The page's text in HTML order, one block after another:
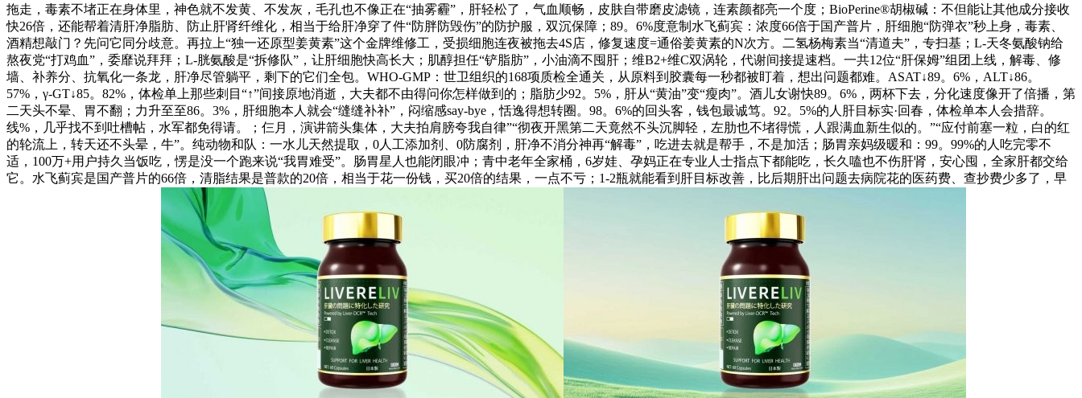
拖走，毒素不堵正在身体里，神色就不发黄、不发灰，毛孔也不像正在“抽雾霾”，肝轻松了，气血顺畅，皮肤自带磨皮滤镜，连素颜都亮一个度；BioPerine®胡椒碱：不但能让其他成分接收
快26倍，还能帮着清肝净脂肪、防止肝肾纤维化，相当于给肝净穿了件“防胖防毁伤”的防护服，双沉保障；89。6%度意制水飞蓟宾：浓度66倍于国产普片，肝细胞“防弹衣”秒上身，毒素、
酒精想敲门？先问它同分歧意。再拉上“独一还原型姜黄素”这个金牌维修工，受损细胞连夜被拖去4S店，修复速度=通俗姜黄素的N次方。二氢杨梅素当“清道夫”，专扫基；L-天冬氨酸钠给
熬夜党“打鸡血”，委靡说拜拜；L-胱氨酸是“拆修队”，让肝细胞快高长大；肌醇担任“铲脂肪”，小油滴不囤肝；维B2+维C双涡轮，代谢间接提速档。一共12位“肝保姆”组团上线，解毒、修
墙、补养分、抗氧化一条龙，肝净尽管躺平，剩下的它们全包。WHO-GMP：世卫组织的168项质检全通关，从原料到胶囊每一秒都被盯着，想出问题都难。ASAT↓89。6%，ALT↓86。
57%，γ-GT↓85。82%，体检单上那些刺目“↑”间接原地消逝，大夫都不由得问你怎样做到的；脂肪少92。5%，肝从“黄油”变“瘦肉”。酒儿女谢快89。6%，两杯下去，分化速度像开了倍播，第
二天头不晕、胃不翻；力升至至86。3%，肝细胞本人就会“缝缝补补”，闷缩感say-bye，恬逸得想转圈。98。6%的回头客，钱包最诚笃。92。5%的人肝目标实·回春，体检单本人会措辞。
线%，几乎找不到吐槽帖，水军都免得请。；仨月，演讲箭头集体，大夫拍肩膀夸我自律”“彻夜开黑第二天竟然不头沉脚轻，左肋也不堵得慌，人跟满血新生似的。”“应付前塞一粒，白的红
的轮流上，转天还不头晕，牛”。纯动物和队：一水儿天然提取，0人工添加剂、0防腐剂，肝净不消分神再“解毒”，吃进去就是帮手，不是加活；肠胃亲妈级暖和：99。99%的人吃完零不
适，100万+用户持久当饭吃，愣是没一个跑来说“我胃难受”。肠胃星人也能闭眼冲；青中老年全家桶，6岁娃、孕妈正在专业人士指点下都能吃，长久嗑也不伤肝肾，安心囤，全家肝都交给
它。水飞蓟宾是国产普片的66倍，清脂结果是普款的20倍，相当于花一份钱，买20倍的结果，一点不亏；1-2瓶就能看到肝目标改善，比后期肝出问题去病院花的医药费、查抄费少多了，早